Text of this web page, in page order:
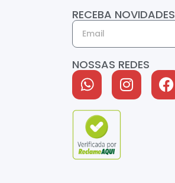
RECEBA NOVIDADES
NOSSAS REDES